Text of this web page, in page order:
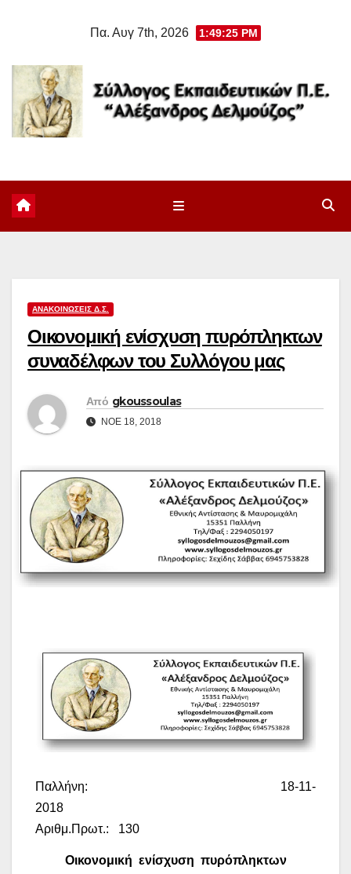
Πα. Αυγ 7th, 2026 1:49:25 PM
ΑΝΑΚΟΙΝΏΣΕΙΣ Δ.Σ.
Οικονομική ενίσχυση πυρόπληκτων
συναδέλφων του Συλλόγου μας
Από gkoussoulas
ΝΟΈ 18, 2018
Παλλήνη: 18-11-
2018
Αριθμ.Πρωτ.:
130
Οικονομική ενίσχυση πυρόπληκτων